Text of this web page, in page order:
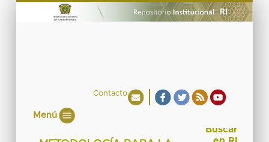
Contacto
Menú
Buscar